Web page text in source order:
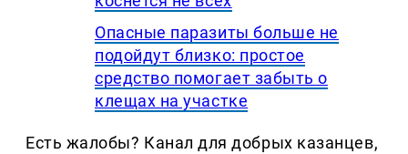
Опасные паразиты больше не
подойдут близко: простое
средство помогает забыть о
клещах на участке
Есть жалобы? Канал для добрых казанцев,